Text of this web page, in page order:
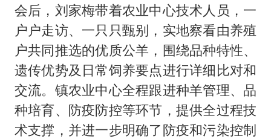
会后，刘家梅带着农业中心技术人员，一
户户走访、一只只甄别，实地察看由养殖
户共同推选的优质公羊，围绕品种特性、
遗传优势及日常饲养要点进行详细比对和
交流。镇农业中心全程跟进种羊管理、品
种培育、防疫防控等环节，提供全过程技
术支撑，并进一步明确了防疫和污染控制